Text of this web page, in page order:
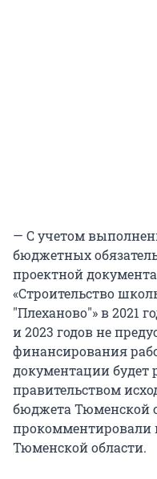
— С учетом
бюджетных
проектной
«Строительство
"Плеханово"» в 2021
и 2023 годов не
финансирования
документации будет
правительством
бюджета Тюменской
прокомментировали
Тюменской области.